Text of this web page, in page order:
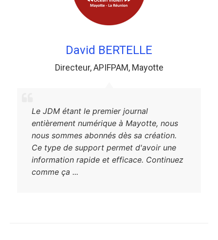
David BERTELLE
Directeur,APIFPAM, Mayotte
Le JDM étant le premier journal
entièrement numérique à Mayotte, nous
nous sommes abonnés dès sa création.
Ce type de support permet d'avoir une
information rapide et efficace. Continuez
comme ça ...